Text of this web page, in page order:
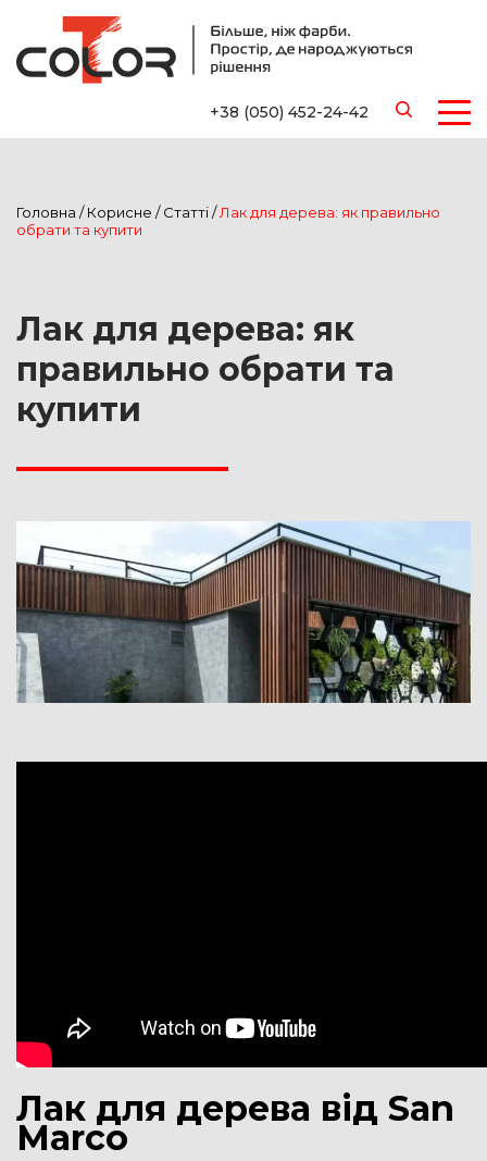
+38 (050) 452-24-42
Головна /Корисне /Статті/Лак для дерева: як правильно
обрати та купити
Лак для дерева: як
правильно обрати та
купити
Лак для дерева від San
Marco